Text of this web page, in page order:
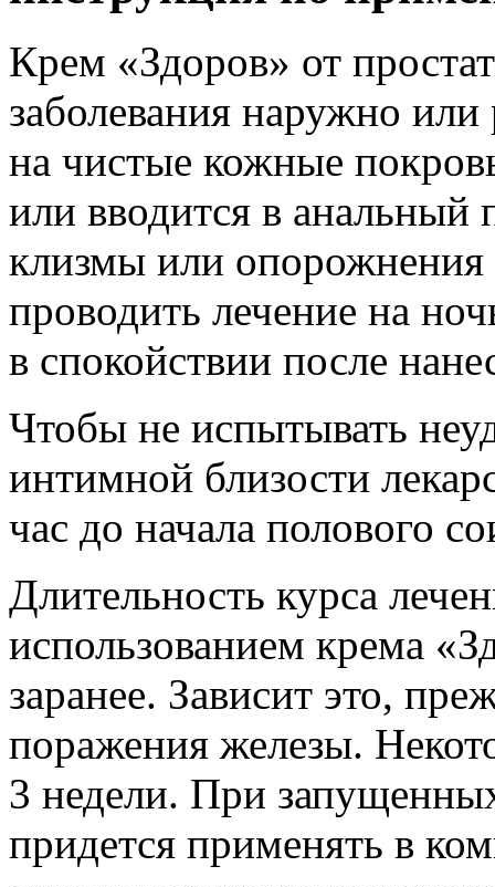
Крем «Здоров» от
заболевания наружно или
на чистые кожные
или вводится в анальный
клизмы или
проводить лечение на
в спокойствии после
Чтобы не испытывать
интимной близости
час до начала полового
Длительность курса
использованием крема
заранее. Зависит это,
поражения железы.
3 недели. При
придется применять в